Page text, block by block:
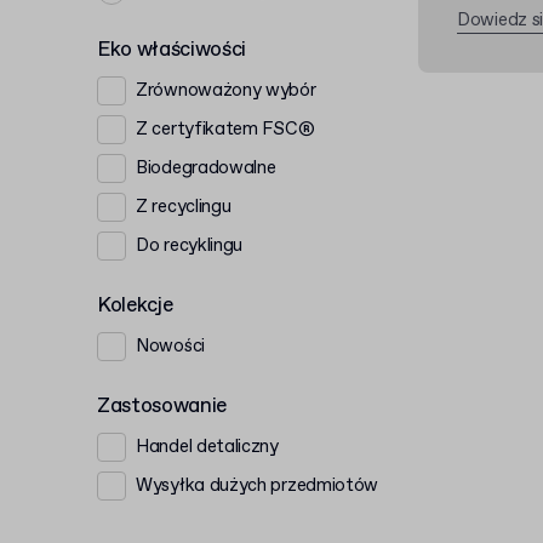
Eko właściwości
Zrównoważony wybór
Z certyfikatem FSC®
Biodegradowalne
Z recyclingu
Do recyklingu
Kolekcje
Nowości
Zastosowanie
Handel detaliczny
Wysyłka dużych przedmiotów
Dowiedz